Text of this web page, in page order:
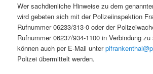
Wer sachdienliche Hinweise zu dem
wird gebeten sich mit der Polizeiinspektion
Rufnummer 06233/313-0 oder der
Rufnummer 06237/934-1100 in Verbindung
können auch per E-Mail unter
Polizei übermittelt werden.